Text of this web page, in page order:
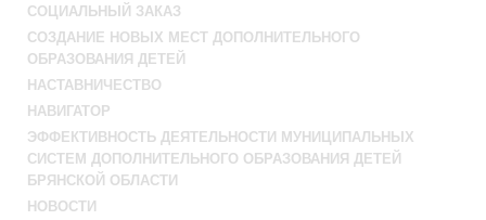
СОЦИАЛЬНЫЙ ЗАКАЗ
СОЗДАНИЕ НОВЫХ МЕСТ ДОПОЛНИТЕЛЬНОГО
ОБРАЗОВАНИЯ ДЕТЕЙ
НАСТАВНИЧЕСТВО
НАВИГАТОР
ЭФФЕКТИВНОСТЬ ДЕЯТЕЛЬНОСТИ МУНИЦИПАЛЬНЫХ
СИСТЕМ ДОПОЛНИТЕЛЬНОГО ОБРАЗОВАНИЯ ДЕТЕЙ
БРЯНСКОЙ ОБЛАСТИ
НОВОСТИ